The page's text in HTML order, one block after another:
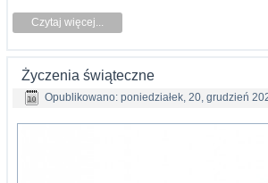
Czytaj więcej...
Życzenia świąteczne
Opublikowano: poniedziałek, 20, grudzień